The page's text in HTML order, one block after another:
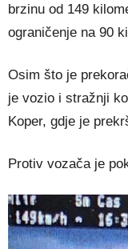
brzinu od 149
ograničenje na 90
Osim što je
je vozio i stražnji
Koper, gdje je
Protiv vozača je